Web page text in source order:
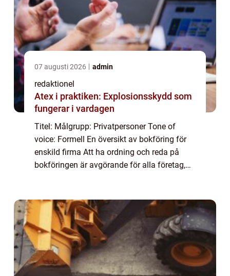
07 augusti 2026 admin
redaktionel
Atex i praktiken: Explosionsskydd som
fungerar i vardagen
Titel: Målgrupp: Privatpersoner Tone of
voice: Formell En översikt av bokföring för
enskild firma Att ha ordning och reda på
bokföringen är avgörande för alla företag,